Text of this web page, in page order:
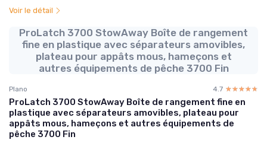
Voir le détail
ProLatch 3700 StowAway Boîte de rangement
fine en plastique avec séparateurs amovibles,
plateau pour appâts mous, hameçons et
autres équipements de pêche 3700 Fin
Plano 4.7 ☆☆☆☆☆
★★★★★
ProLatch 3700 StowAway Boîte de rangement fine en
plastique avec séparateurs amovibles, plateau pour
appâts mous, hameçons et autres équipements de
pêche 3700 Fin